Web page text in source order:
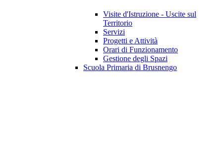
Visite d'Istruzione - Uscite sul
Territorio
Servizi
Progetti e Attività
Orari di Funzionamento
Gestione degli Spazi
Scuola Primaria di Brusnengo